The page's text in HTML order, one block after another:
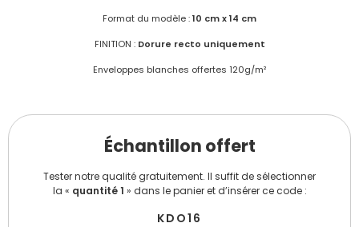
Format du modèle :10 cm x 14 cm
FINITION : Dorure recto uniquement
Enveloppes blanches offertes 120g/m²
Échantillon offert
Tester notre qualité gratuitement. Il suffit de sélectionner
la « quantité 1 » dans le panier et d’insérer ce code :
KDO16